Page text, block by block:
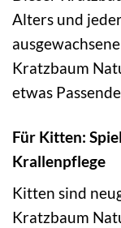
Alters und
Kratzbaum
etwas
Für Kitten:
Krallenpflege
Kitten sind
Kratzbaum